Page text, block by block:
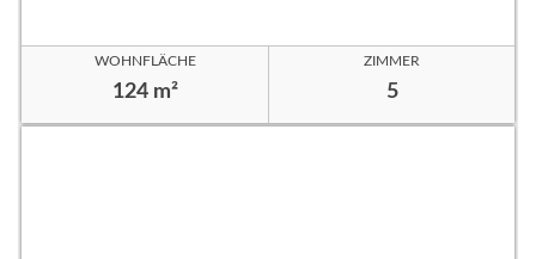
WOHNFLÄCHE
124 m²
ZIMMER
5